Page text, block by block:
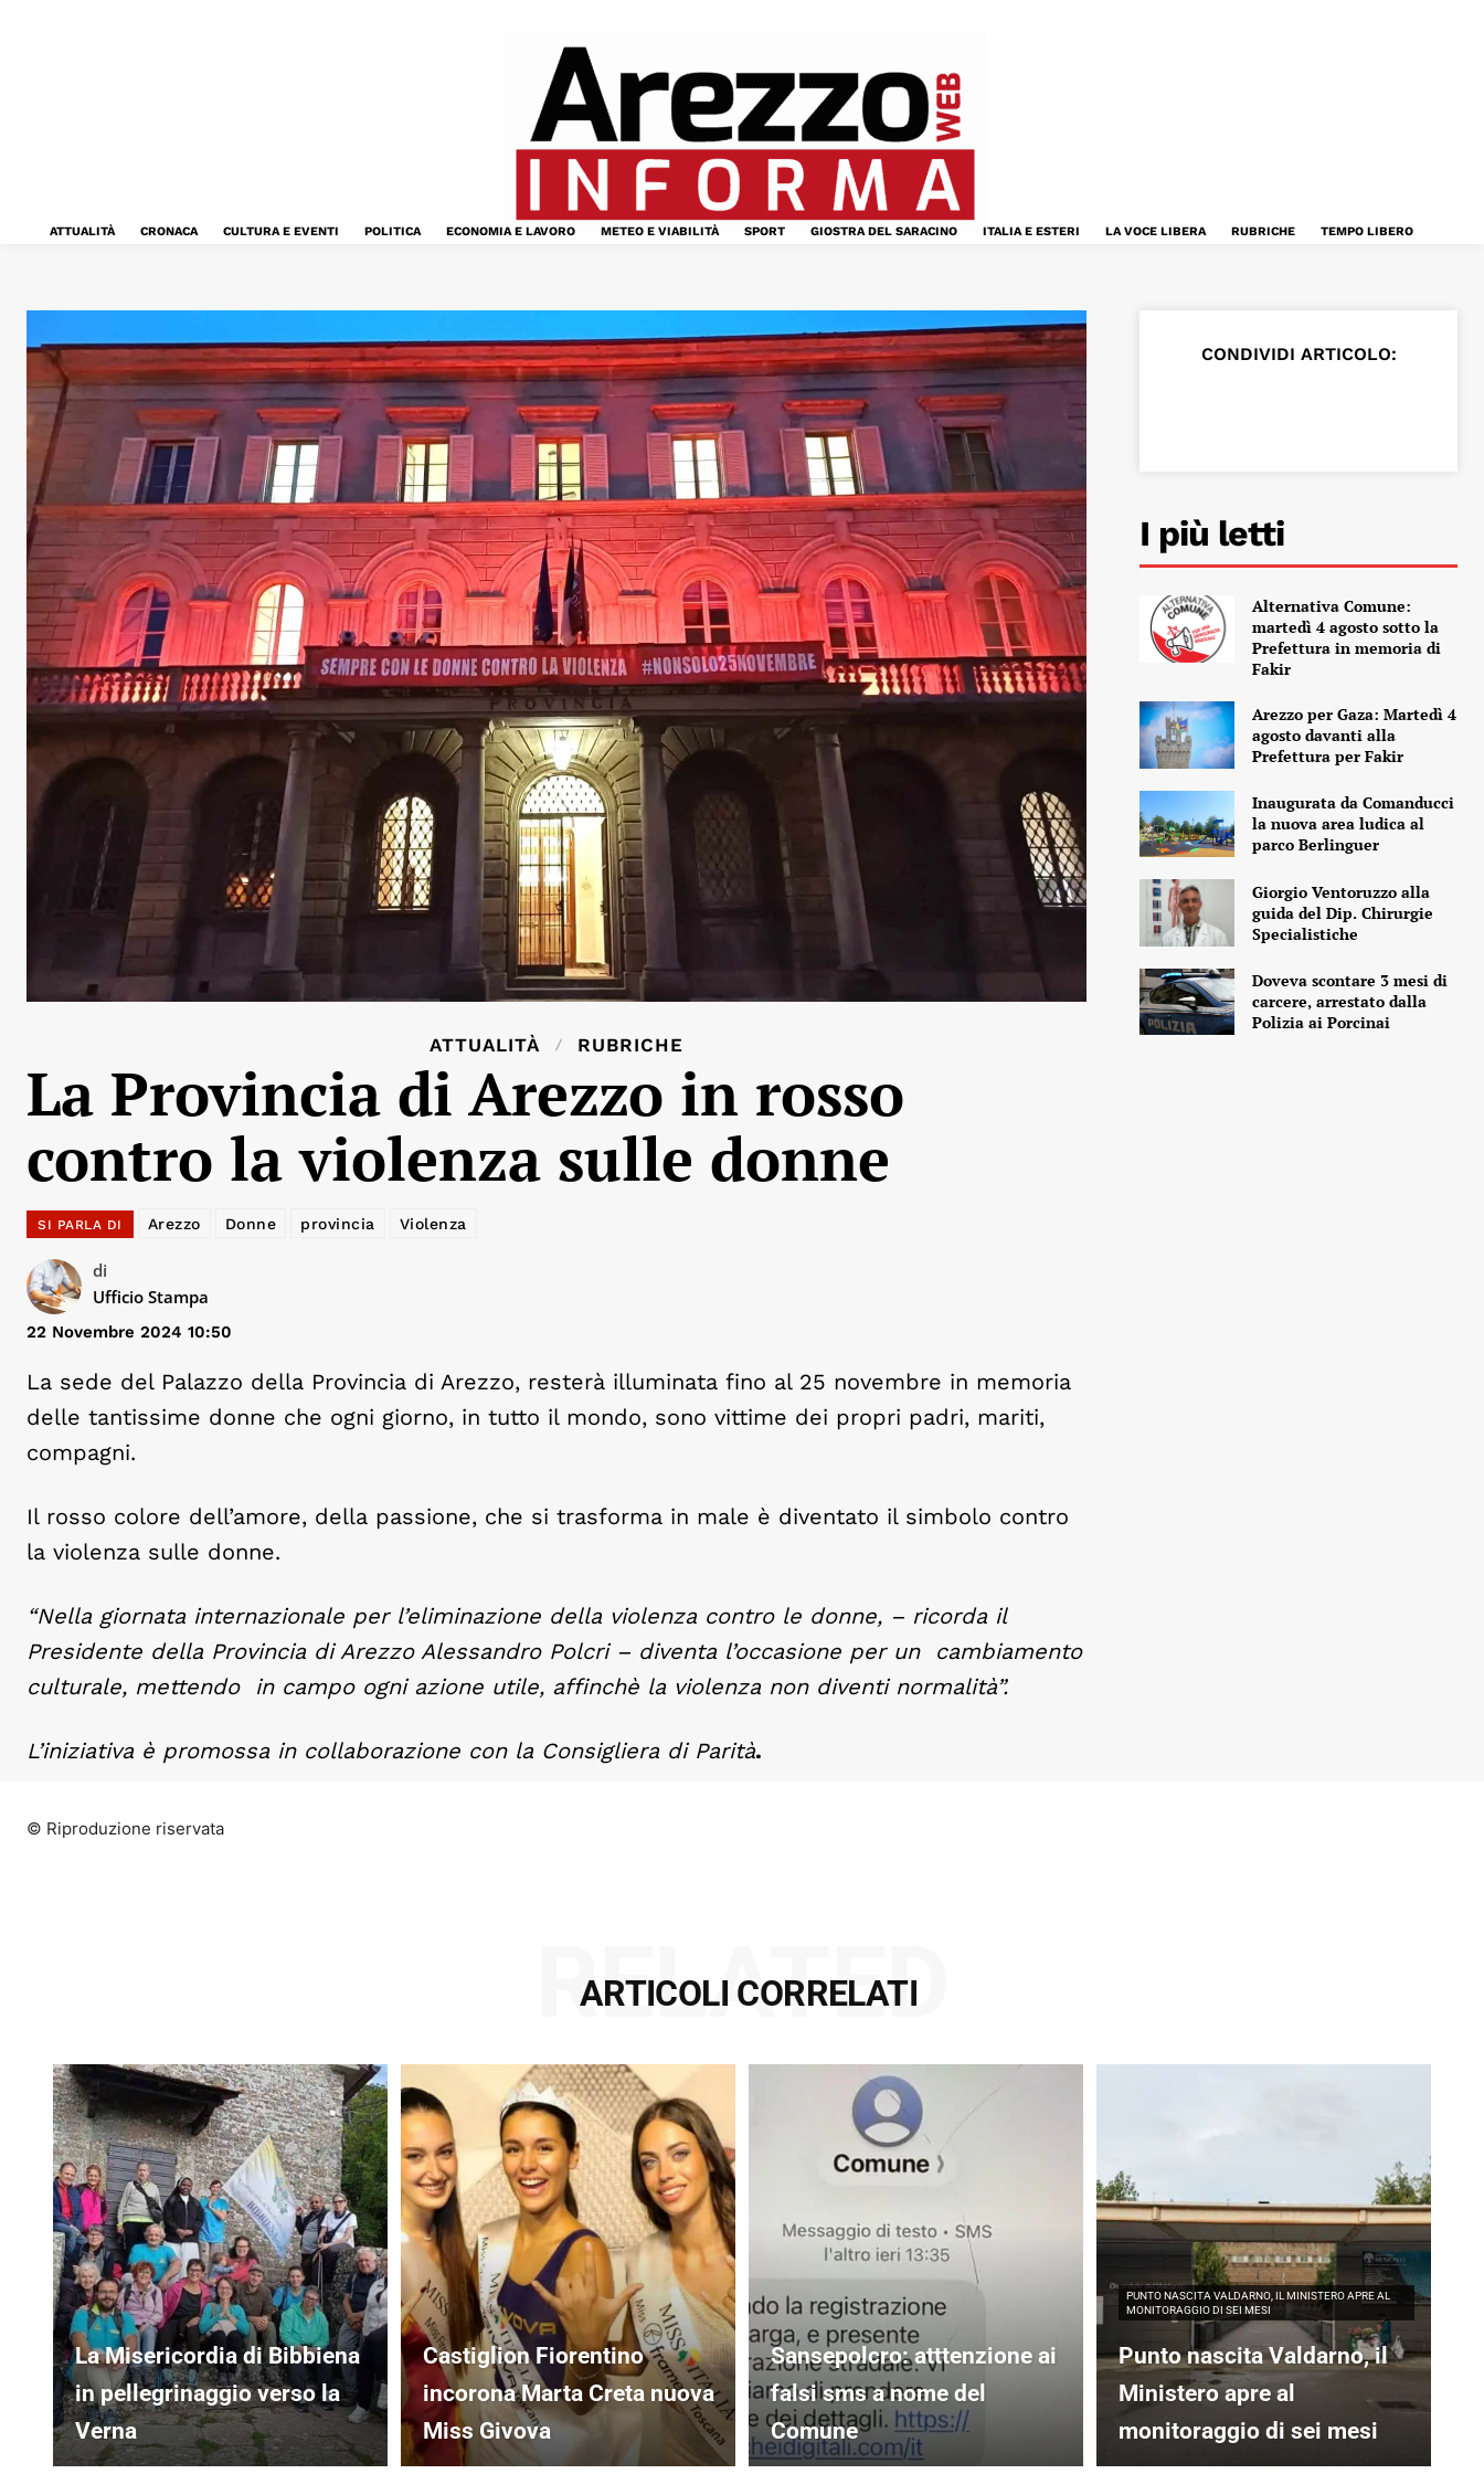
ATTUALITÀ CRONACA CULTURA E EVENTI POLITICA ECONOMIA E LAVORO METEO E VIABILITÀ SPORT GIOSTRA DEL SARACINO ITALIA E ESTERI LA VOCE LIBERA RUBRICHE TEMPO LIBERO
ATTUALITÀ RUBRICHE
La Provincia di Arezzo in rosso
contro la violenza sulle donne
SI PARLA DI Arezzo Donne provincia Violenza
di
Ufficio Stampa
22 Novembre 2024 10:50
La sede del Palazzo della Provincia di Arezzo, resterà illuminata fino al 25 novembre in memoria
delle tantissime donne che ogni giorno, in tutto il mondo, sono vittime dei propri padri, mariti,
compagni.
Il rosso colore dell’amore, della passione, che si trasforma in male è diventato il simbolo contro
la violenza sulle donne.
“Nella giornata internazionale per l’eliminazione della violenza contro le donne, – ricorda il
Presidente della Provincia di Arezzo Alessandro Polcri – diventa l’occasione per un cambiamento
culturale, mettendo in campo ogni azione utile, affinchè la violenza non diventi normalità”.
L’iniziativa è promossa in collaborazione con la Consigliera di Parità.
© Riproduzione riservata
CONDIVIDI ARTICOLO:
I più letti
Alternativa Comune:
martedì 4 agosto sotto la
Prefettura in memoria di
Fakir
Arezzo per Gaza: Martedì 4
agosto davanti alla
Prefettura per Fakir
Inaugurata da Comanducci
la nuova area ludica al
parco Berlinguer
Giorgio Ventoruzzo alla
guida del Dip. Chirurgie
Specialistiche
Doveva scontare 3 mesi di
carcere, arrestato dalla
Polizia ai Porcinai
ARTICOLI CORRELATI
RELATED
La Misericordia di Bibbiena
in pellegrinaggio verso la
Verna
Castiglion Fiorentino
incorona Marta Creta nuova
Miss Givova
Sansepolcro: atttenzione ai
falsi sms a nome del
Comune
PUNTO NASCITA VALDARNO, IL MINISTERO APRE AL
MONITORAGGIO DI SEI MESI
Punto nascita Valdarno, il
Ministero apre al
monitoraggio di sei mesi